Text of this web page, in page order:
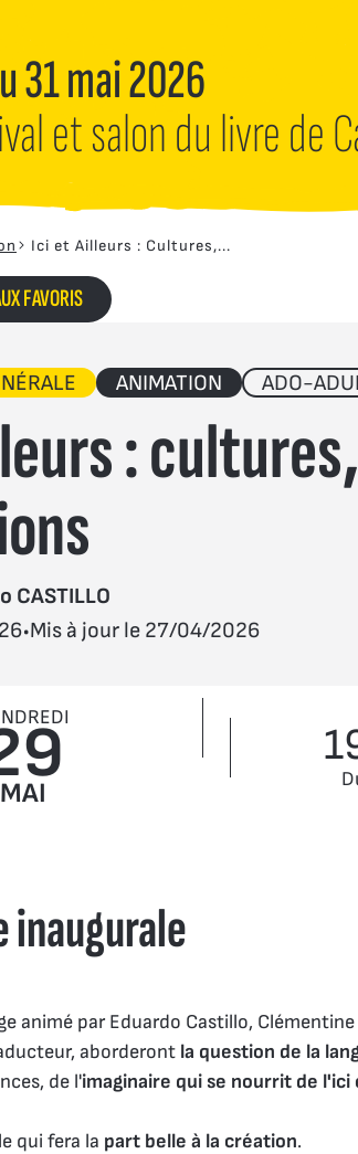
31 mai 2026
et salon du livre de
Ici et Ailleurs : Cultures,...
FAVORIS
ANIMATION ADO-
:
CASTILLO
.Mis à jour le 27/04/2026
MAI
inaugurale
animé par Eduardo Castillo,
aborderont la question de la
de l'imaginaire qui se nourrit de l'ici
qui fera la part belle à la création.